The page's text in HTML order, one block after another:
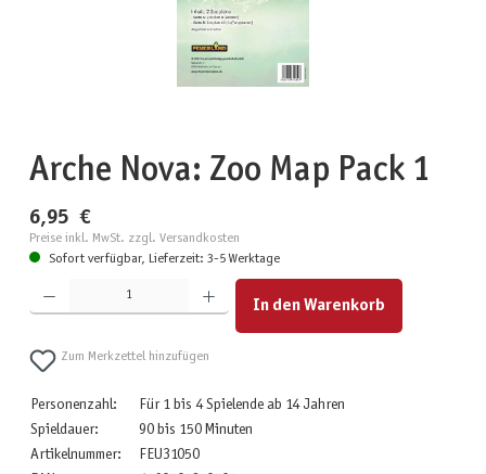
Arche Nova: Zoo Map Pack 1
6,95 €
Preise inkl. MwSt. zzgl. Versandkosten
Sofort verfügbar, Lieferzeit: 3-5 Werktage
Produkt Anzahl: Gib den gewünschten Wert ein oder benutze die Schaltflächen um die Anzahl zu
In den Warenkorb
Zum Merkzettel hinzufügen
Personenzahl:
Für 1 bis 4 Spielende ab 14 Jahren
Spieldauer:
90 bis 150 Minuten
Artikelnummer:
FEU31050